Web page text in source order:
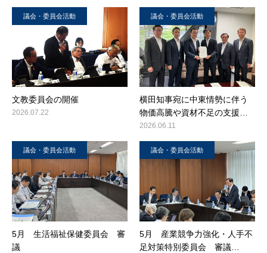
議会・委員会活動
文教委員会の開催
2026.07.22
議会・委員会活動
横田知事宛に中東情勢に伴う
物価高騰や資材不足の支援…
2026.06.11
議会・委員会活動
5月 生活福祉保健委員会 審
議
議会・委員会活動
5月 産業競争力強化・人手不
足対策特別委員会 審議…